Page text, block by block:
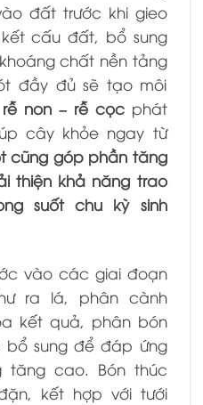
đất trước khi gieo
cấu đất, bổ sung
chất nền tảng
đầy đủ sẽ tạo môi
rễ non – rễ cọcphát
cây khỏe ngay từ
cũng góp phần tăng
thiện khả năng trao
suốt chu kỳ sinh
vào các giai đoạn
ra lá, phân cành
kết quả, phân bón
bổ sung để đáp ứng
tăng cao. Bón thúc
kết hợp với tưới